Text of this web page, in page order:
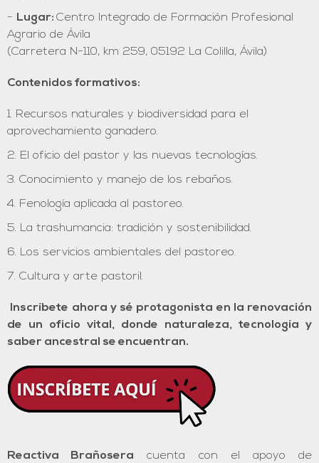
Lugar: Centro Integrado de Formación Profesional
Agrario de Ávila
(Carretera N-110, km 259, 05192 La Colilla, Ávila)
Contenidos formativos:
Recursos naturales y biodiversidad para el
aprovechamiento ganadero.
El oficio del pastor y las nuevas tecnologías.
Conocimiento y manejo de los rebaños.
Fenología aplicada al pastoreo.
La trashumancia: tradición y sostenibilidad.
Los servicios ambientales del pastoreo.
Cultura y arte pastoril.
Inscríbete ahora y sé protagonista en la renovación
de un oficio vital, donde naturaleza, tecnología y
saber ancestral se encuentran.
Reactiva Brañosera cuenta con el apoyo de